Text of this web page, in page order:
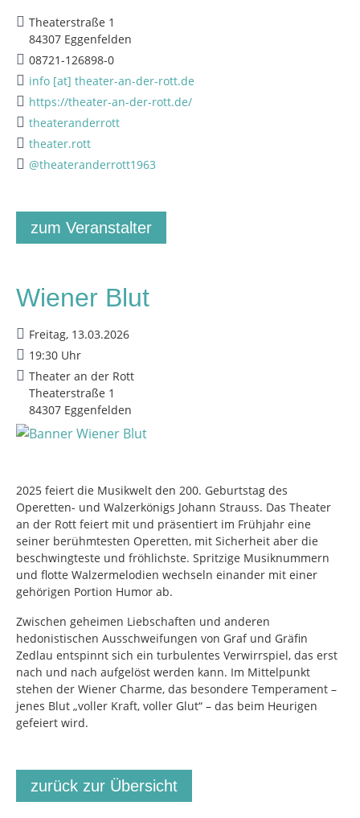
Theaterstraße 1
84307 Eggenfelden
08721-126898-0
info [at] theater-an-der-rott.de
https://theater-an-der-rott.de/
theateranderrott
theater.rott
@theateranderrott1963
zum Veranstalter
Wiener Blut
Freitag, 13.03.2026
19:30 Uhr
Theater an der Rott
Theaterstraße 1
84307 Eggenfelden
2025 feiert die Musikwelt den 200. Geburtstag des
Operetten- und Walzerkönigs Johann Strauss. Das Theater
an der Rott feiert mit und präsentiert im Frühjahr eine
seiner berühmtesten Operetten, mit Sicherheit aber die
beschwingteste und fröhlichste. Spritzige Musiknummern
und flotte Walzermelodien wechseln einander mit einer
gehörigen Portion Humor ab.
Zwischen geheimen Liebschaften und anderen
hedonistischen Ausschweifungen von Graf und Gräfin
Zedlau entspinnt sich ein turbulentes Verwirrspiel, das erst
nach und nach aufgelöst werden kann. Im Mittelpunkt
stehen der Wiener Charme, das besondere Temperament –
jenes Blut „voller Kraft, voller Glut“ – das beim Heurigen
gefeiert wird.
zurück zur Übersicht